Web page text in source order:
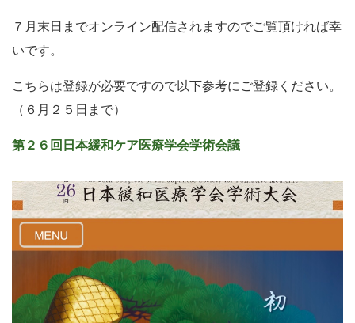
７月末日までオンライン配信されますのでご覧頂ければ幸
いです。
こちらは登録が必要ですので以下参考にご登録ください。
（６月２５日まで）
第２６回日本緩和ケア医療学会学術会議